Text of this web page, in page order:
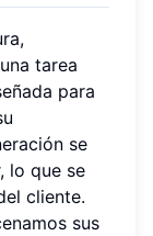
tarea
para
se
lo que se
cliente.
sus